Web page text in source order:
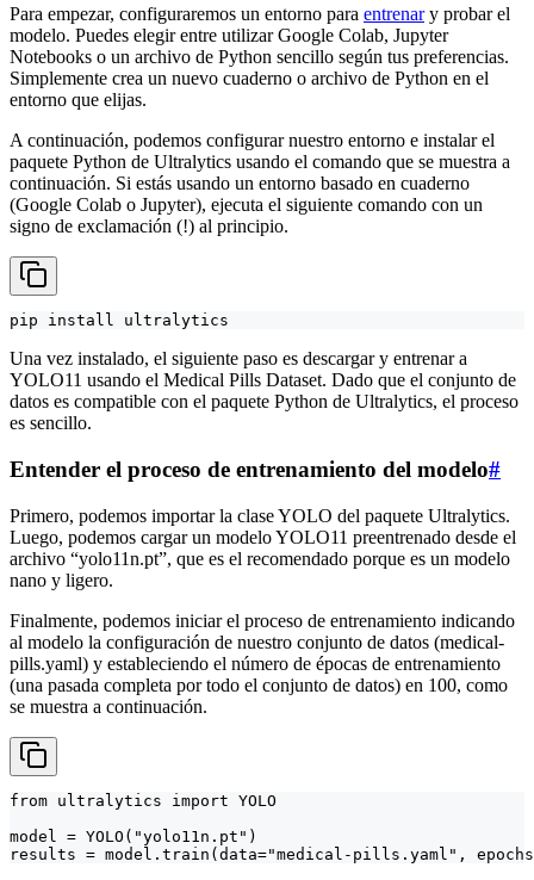
Para empezar, configuraremos un entorno para entrenary probar el
modelo. Puedes elegir entre utilizar Google Colab, Jupyter
Notebooks o un archivo de Python sencillo según tus preferencias.
Simplemente crea un nuevo cuaderno o archivo de Python en el
entorno que elijas.
A continuación, podemos configurar nuestro entorno e instalar el
paquete Python de Ultralytics usando el comando que se muestra a
continuación. Si estás usando un entorno basado en cuaderno
(Google Colab o Jupyter), ejecuta el siguiente comando con un
signo de exclamación (!) al principio.
pip install ultralytics
Una vez instalado, el siguiente paso es descargar y entrenar a
YOLO11 usando el Medical Pills Dataset. Dado que el conjunto de
datos es compatible con el paquete Python de Ultralytics, el proceso
es sencillo.
Entender el proceso de entrenamiento del modelo#
Primero, podemos importar la clase YOLO del paquete Ultralytics.
Luego, podemos cargar un modelo YOLO11 preentrenado desde el
archivo “yolo11n.pt”, que es el recomendado porque es un modelo
nano y ligero.
Finalmente, podemos iniciar el proceso de entrenamiento indicando
al modelo la configuración de nuestro conjunto de datos (medical-
pills.yaml) y estableciendo el número de épocas de entrenamiento
(una pasada completa por todo el conjunto de datos) en 100, como
se muestra a continuación.
from ultralytics import YOLO
model = YOLO("yolo11n.pt")
results = model.train(data="medical-pills.yaml",